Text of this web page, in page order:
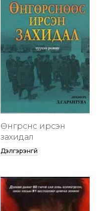
Өнгөрснөөс ирсэн
захидал
Дэлгэрэнгүй